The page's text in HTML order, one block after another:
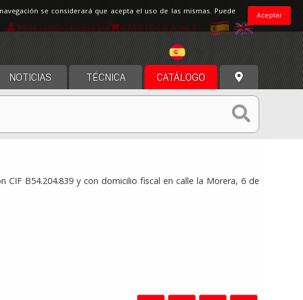
Inicia sesión / Regístrate CARRITO [ 0 items ]
NOTICIAS TÉCNICA CATÁLOGO
CIF B54.204.839 y con domicilio fiscal en calle la Morera, 6 de
Aceptar
se considerará que acepta el uso de las mismas. Puede